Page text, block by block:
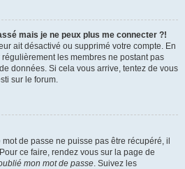
mais je ne peux plus me connecter ?!
ait désactivé ou supprimé votre compte. En
les membres ne postant pas
données. Si cela vous arrive, tentez de vous
sur le forum.
de passe ne puisse pas être récupéré, il
ce faire, rendez vous sur la page de
mon mot de passe. Suivez les